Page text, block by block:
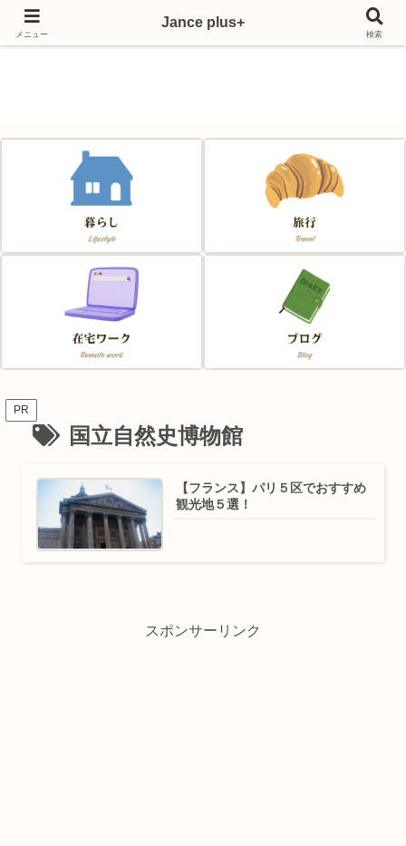
Japan & France & Chance～フランス移住応援サイト～
PR
国立自然史博物館
【フランス】パリ５区でおすすめ
観光地５選！
スポンサーリンク
メニュー
Jance plus+
検索